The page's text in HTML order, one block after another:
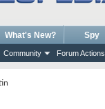
Community Forum Actions
What's New? Spy